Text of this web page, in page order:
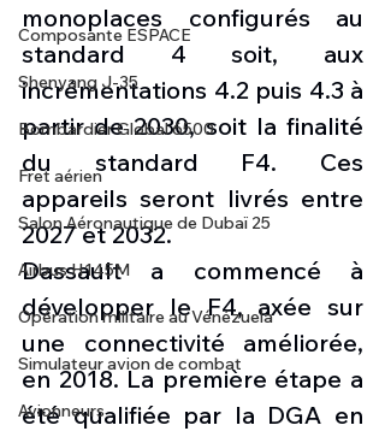
Composante ESPACE
Shenyang J-35
Bombardier Global 6500
Fret aérien
Salon Aéronautique de Dubaï 25
Airbus H145M
Opération militaire au Vénézuela
Simulateur avion de combat
Avionneurs
monoplaces configurés au
standard 4 soit, aux
incrémentations 4.2 puis 4.3 à
partir de 2030, soit la finalité
du standard F4. Ces
appareils seront livrés entre
2027 et 2032.
Dassault a commencé à
développer le F4, axée sur
une connectivité améliorée,
en 2018. La première étape a
été qualifiée par la DGA en